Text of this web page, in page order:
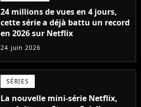
24 millions de vues en 4 jours,
cette série a déjà battu un record
en 2026 sur Netflix
24 juin 2026
SÉRIES
La nouvelle mini-série Netflix,